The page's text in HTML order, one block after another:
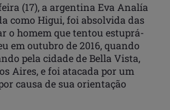
(17), a argentina Eva Analía
como Higui, foi absolvida das
o homem que tentou estuprá-
em outubro de 2016, quando
pela cidade de Bella Vista,
Aires, e foi atacada por um
causa de sua orientação